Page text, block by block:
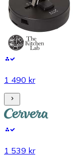
1 490 kr
1 539 kr